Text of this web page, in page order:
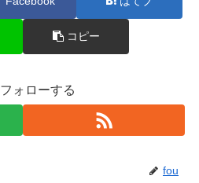
コピー
ォローする
fou